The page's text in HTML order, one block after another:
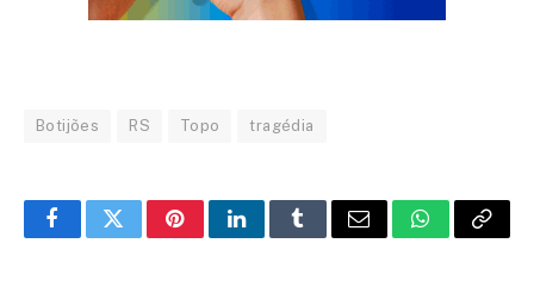
Botijões RS Topo tragédia
FacebookTwitterPinterestLinkedInTumblrEmail WhatsApp
Copy